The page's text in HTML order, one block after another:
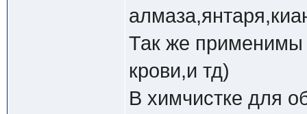
Так же применимы
крови,и тд)
В химчистке для